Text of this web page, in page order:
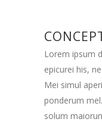
Lorem ipsum
epicurei his,
Mei simul
ponderum
solum